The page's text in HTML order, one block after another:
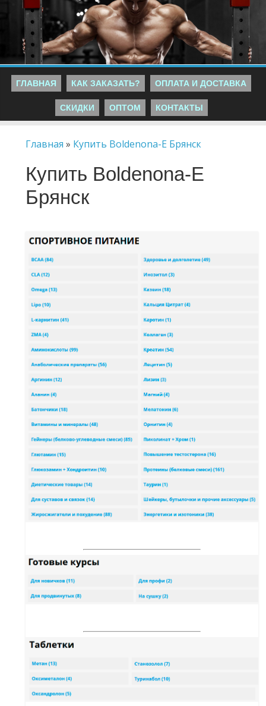
ГЛАВНАЯ КАК ЗАКАЗАТЬ? ОПЛАТА И ДОСТАВКА
СКИДКИ ОПТОМ КОНТАКТЫ
Главная » Купить Boldenona-E Брянск
Купить Boldenona-E
Брянск